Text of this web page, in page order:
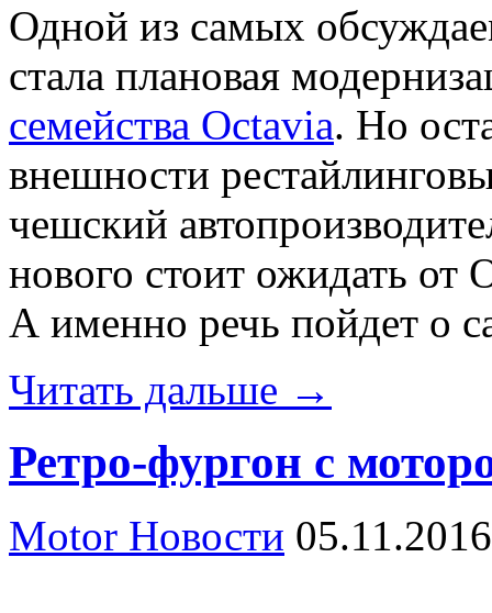
Одной из самых
стала плановая
семейства Octavia. Но
внешности
чешский
нового стоит ожидать от
А именно речь пойдет о
Читать дальше →
Ретро-фургон с
Motor Новости 05.11.2016